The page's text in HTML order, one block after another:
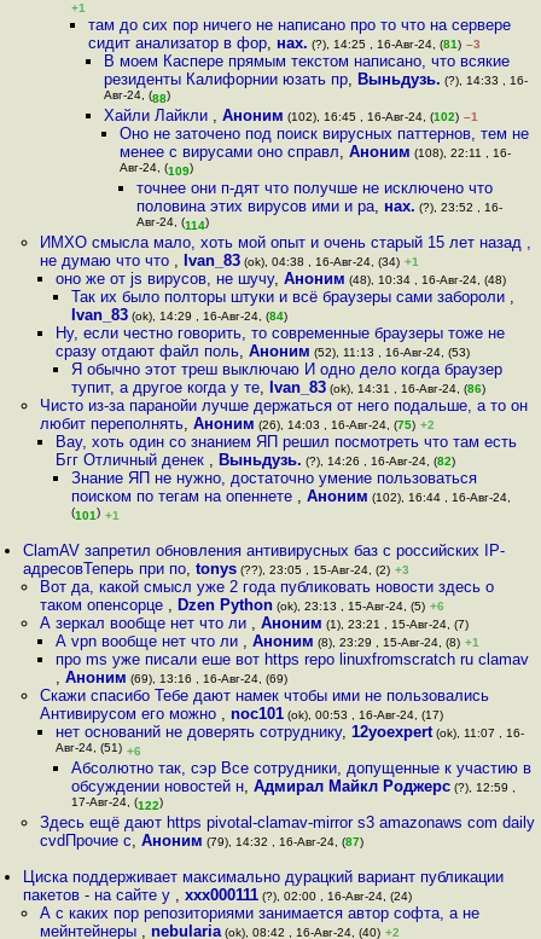
+1
там до сих пор ничего не написано про то что на сервере
сидит анализатор в фор, нах. (?), 14:25 , 16-Авг-24, (81) –3
В моем Каспере прямым текстом написано, что всякие
резиденты Калифорнии юзать пр, Выньдузь. (?), 14:33 , 16-
Авг-24, (88)
Хайли Лайкли , Аноним (102), 16:45 , 16-Авг-24, (102) –1
Оно не заточено под поиск вирусных паттернов, тем не
менее с вирусами оно справл,Аноним (108), 22:11 , 16-
Авг-24, (109)
точнее они п-дят что получше не исключено что
половина этих вирусов ими и ра, нах. (?), 23:52 , 16-
Авг-24, (114)
ИМХО смысла мало, хоть мой опыт и очень старый 15 лет назад ,
не думаю что что , Ivan_83(ok), 04:38 , 16-Авг-24, (34) +1
оно же от js вирусов, не шучу, Аноним (48), 10:34 , 16-Авг-24, (48)
Так их было полторы штуки и всё браузеры сами забороли ,
Ivan_83 (ok), 14:29 , 16-Авг-24, (84)
Ну, если честно говорить, то современные браузеры тоже не
сразу отдают файл поль, Аноним (52), 11:13 , 16-Авг-24, (53)
Я обычно этот треш выключаю И одно дело когда браузер
тупит, а другое когда у те, Ivan_83 (ok), 14:31 , 16-Авг-24, (86)
Чисто из-за паранойи лучше держаться от него подальше, а то он
любит переполнять, Аноним (26), 14:03 , 16-Авг-24, (75) +2
Вау, хоть один со знанием ЯП решил посмотреть что там есть
Бгг Отличный денек , Выньдузь. (?), 14:26 , 16-Авг-24, (82)
Знание ЯП не нужно, достаточно умение пользоваться
поиском по тегам на опеннете ,Аноним (102), 16:44 , 16-Авг-24,
(101) +1
ClamAV запретил обновления антивирусных баз с российских IP-
адресовТеперь при по,tonys (??), 23:05 , 15-Авг-24, (2) +3
Вот да, какой смысл уже 2 года публиковать новости здесь о
таком опенсорце , Dzen Python(ok), 23:13 , 15-Авг-24, (5) +6
А зеркал вообще нет что ли , Аноним (1), 23:21 , 15-Авг-24, (7)
А vpn вообще нет что ли , Аноним (8), 23:29 , 15-Авг-24, (8) +1
про ms уже писали еше вот https repo linuxfromscratch ru clamav
, Аноним (69), 13:16 , 16-Авг-24, (69)
Скажи спасибо Тебе дают намек чтобы ими не пользовались
Антивирусом его можно , noc101(ok), 00:53 , 16-Авг-24, (17)
нет оснований не доверять сотруднику, 12yoexpert(ok), 11:07 , 16-
Авг-24, (51) +6
Абсолютно так, сэр Все сотрудники, допущенные к участию в
обсуждении новостей н,Адмирал Майкл Роджерс (?), 12:59 ,
17-Авг-24, (122)
Здесь ещё дают https pivotal-clamav-mirror s3 amazonaws com daily
cvdПрочие с, Аноним (79), 14:32 , 16-Авг-24, (87)
Циска поддерживает максимально дурацкий вариант публикации
пакетов - на сайте у ,xxx000111 (?), 02:00 , 16-Авг-24, (24)
А с каких пор репозиториями занимается автор софта, а не
мейнтейнеры , nebularia(ok), 08:42 , 16-Авг-24, (40) +2